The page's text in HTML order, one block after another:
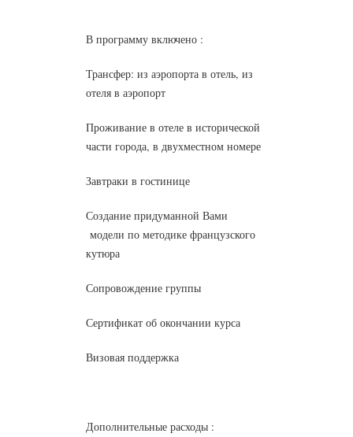
В программу включено :
Трансфер: из аэропорта в отель, из
отеля в аэропорт
Проживание в отеле в исторической
части города, в двухместном номере
Завтраки в гостинице
Создание придуманной Вами
модели по методике французского
кутюра
Сопровождение группы
Сертификат об окончании курса
Визовая поддержка
Дополнительные расходы :